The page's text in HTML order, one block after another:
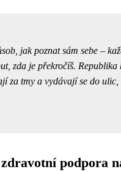
jak poznat sám sebe –
zda je překročíš.
za tmy a vydávají se do ulic,
podpora